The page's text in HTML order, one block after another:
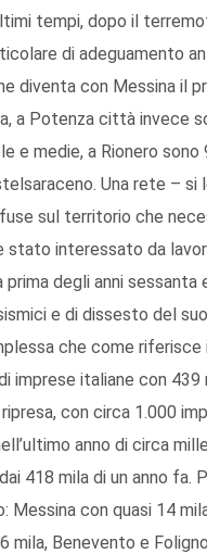
tempi, dopo il
di adeguamento
diventa con Messina il
a Potenza città invece
e medie, a Rionero
Una rete –
sul territorio che
interessato da
degli anni
e di dissesto del
che come
imprese italiane con
con circa 1.000
anno di circa
418 mila di un anno fa.
con quasi 14
mila, Benevento e